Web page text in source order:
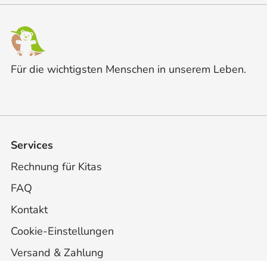
Für die wichtigsten Menschen in unserem Leben.
Services
Rechnung für Kitas
FAQ
Kontakt
Cookie-Einstellungen
Versand & Zahlung